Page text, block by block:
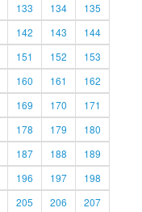
133 134
135
142 143
144
151 152
153
160 161
162
169 170
171
178 179
180
187 188
189
196 197
198
205 206
207